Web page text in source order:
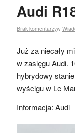
Audi
Brak komentarzyw
Już za niecały
w zasięgu Audi.
hybrydowy
wyścigu w Le
Informacja: Audi